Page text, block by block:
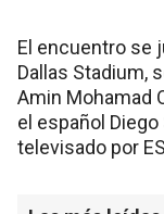
El encuentro se
Dallas Stadium,
Amin Mohamad
el español
televisado por